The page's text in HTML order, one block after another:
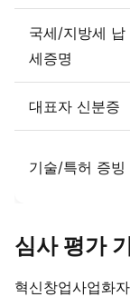
국세/지방세 납
세증명
대표자 신분증
기술/특허 증빙
심사 평가
혁신창업사업화